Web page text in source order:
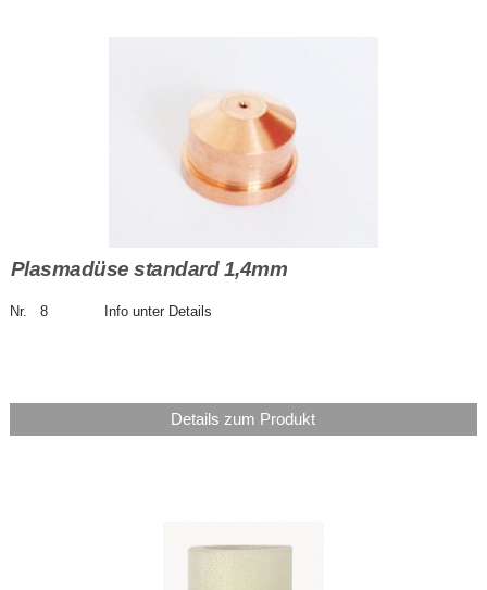
Plasmadüse standard 1,4mm
Nr. 8 Info unter Details
Details zum Produkt